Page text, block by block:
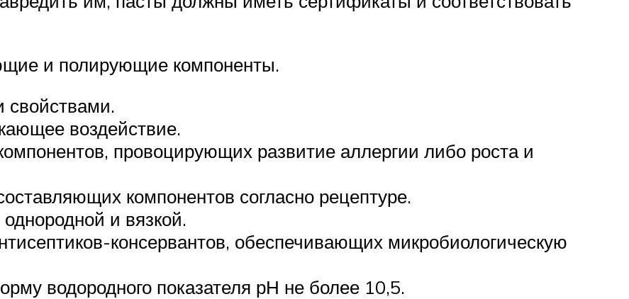
и полирующие компоненты.
воздействие.
провоцирующих развитие аллергии либо роста и
компонентов согласно рецептуре.
и вязкой.
консервантов, обеспечивающих микробиологическую
водородного показателя рН не более 10,5.